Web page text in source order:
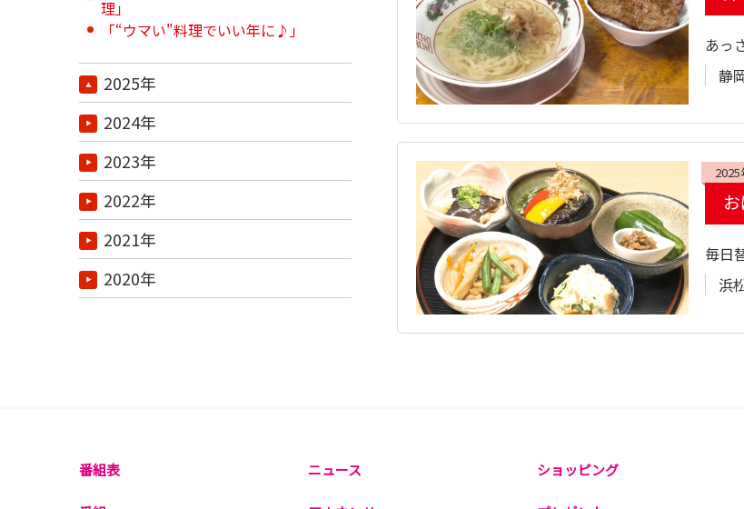
あっ
静
毎日
浜
理」
「“ウマい"料理でいい年に♪」
2025年
2024年
2023年
2022年
2021年
2020年
番組表 ニュース ショッピング